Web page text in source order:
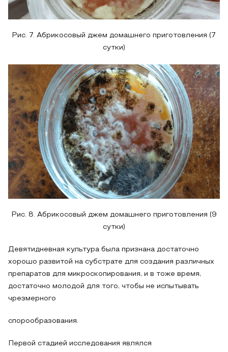
Рис. 7. Абрикосовый джем домашнего приготовления (7
сутки)
Рис. 8. Абрикосовый джем домашнего приготовления (9
сутки)
Девятидневная культура была признана достаточно
хорошо развитой на субстрате для создания различных
препаратов для микроскопирования, и в тоже время,
достаточно молодой для того, чтобы не испытывать
чрезмерного
спорообразования.
Первой стадией исследования являлся